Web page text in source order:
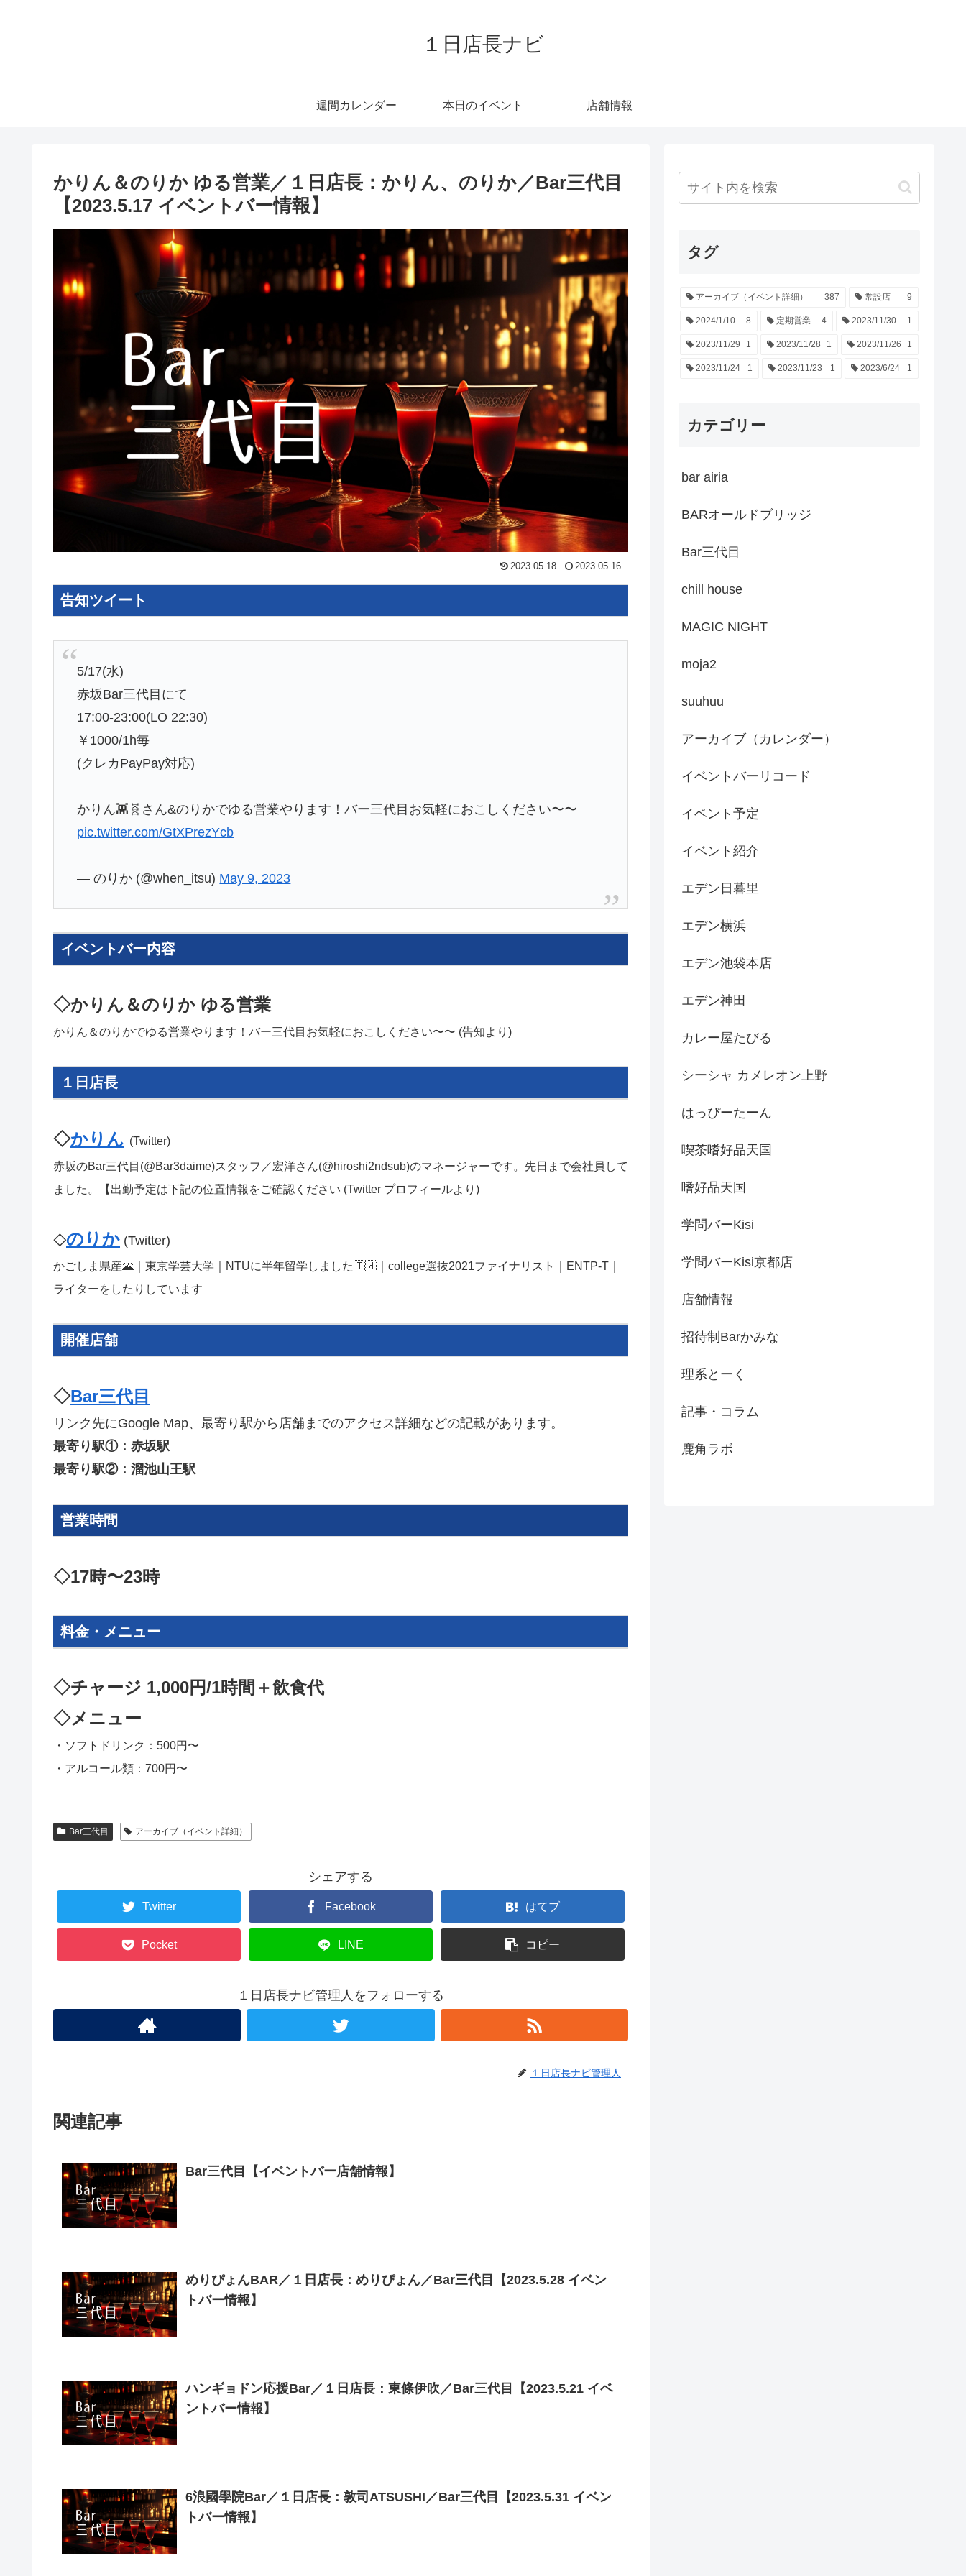
１日店長ナビ
週間カレンダー 本日のイベント 店舗情報
かりん＆のりか ゆる営業／１日店長：かりん、のりか／Bar三代目
【2023.5.17 イベントバー情報】
2023.05.18 2023.05.16
告知ツイート
5/17(水)
赤坂Bar三代目にて
17:00-23:00(LO 22:30)
￥1000/1h毎
(クレカPayPay対応)
かりん👾🧬さん&のりかでゆる営業やります！バー三代目お気軽におこしください〜〜
pic.twitter.com/GtXPrezYcb
— のりか (@when_itsu) May 9, 2023
イベントバー内容
◇かりん＆のりか ゆる営業
かりん＆のりかでゆる営業やります！バー三代目お気軽におこしください〜〜 (告知より)
１日店長
◇かりん (Twitter)
赤坂のBar三代目(@Bar3daime)スタッフ／宏洋さん(@hiroshi2ndsub)のマネージャーです。先日まで会社員して
ました。【出勤予定は下記の位置情報をご確認ください (Twitter プロフィールより)
◇のりか (Twitter)
かごしま県産🌋｜東京学芸大学｜NTUに半年留学しました🇹🇼｜college選抜2021ファイナリスト｜ENTP-T｜
ライターをしたりしています
開催店舗
◇Bar三代目
リンク先にGoogle Map、最寄り駅から店舗までのアクセス詳細などの記載があります。
最寄り駅①：赤坂駅
最寄り駅②：溜池山王駅
営業時間
◇17時〜23時
料金・メニュー
◇チャージ 1,000円/1時間＋飲食代
◇メニュー
・ソフトドリンク：500円〜
・アルコール類：700円〜
Bar三代目 アーカイブ（イベント詳細）
シェアする
Twitter Facebook はてブ
Pocket LINE コピー
１日店長ナビ管理人をフォローする
１日店長ナビ管理人
関連記事
Bar三代目【イベントバー店舗情報】
めりぴょんBAR／１日店長：めりぴょん／Bar三代目【2023.5.28 イベン
トバー情報】
ハンギョドン応援Bar／１日店長：東條伊吹／Bar三代目【2023.5.21 イベ
ントバー情報】
6浪國學院Bar／１日店長：敦司ATSUSHI／Bar三代目【2023.5.31 イベン
トバー情報】
タグ
アーカイブ（イベント詳細） 387 常設店 9
2024/1/10 8 定期営業 4 2023/11/30 1
2023/11/29 1 2023/11/28 1 2023/11/26 1
2023/11/24 1 2023/11/23 1 2023/6/24 1
カテゴリー
bar airia
BARオールドブリッジ
Bar三代目
chill house
MAGIC NIGHT
moja2
suuhuu
アーカイブ（カレンダー）
イベントバーリコード
イベント予定
イベント紹介
エデン日暮里
エデン横浜
エデン池袋本店
エデン神田
カレー屋たびる
シーシャ カメレオン上野
はっぴーたーん
喫茶嗜好品天国
嗜好品天国
学問バーKisi
学問バーKisi京都店
店舗情報
招待制Barかみな
理系とーく
記事・コラム
鹿角ラボ